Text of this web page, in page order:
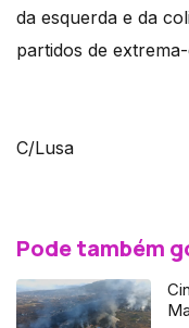
da esquerda e da
partidos de
C/Lusa
Pode também